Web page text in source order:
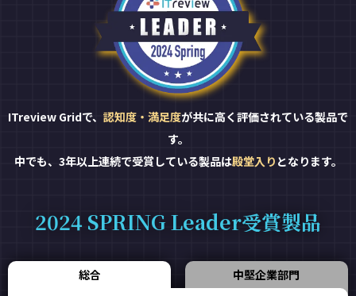
ITreview Gridで、 認知度・満足度が共に高く評価されている製品で
す。
中でも、3年以上連続で受賞している製品は殿堂入り となります。
2024 SPRING Leader受賞製品
総合 中堅企業部門